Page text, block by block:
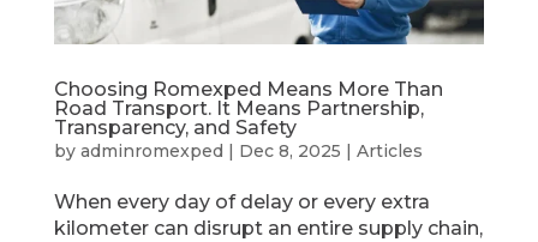
Choosing Romexped Means More Than
Road Transport. It Means Partnership,
Transparency, and Safety
by adminromexped Dec 8, 2025 Articles
When every day of delay or every extra
kilometer can disrupt an entire supply chain,